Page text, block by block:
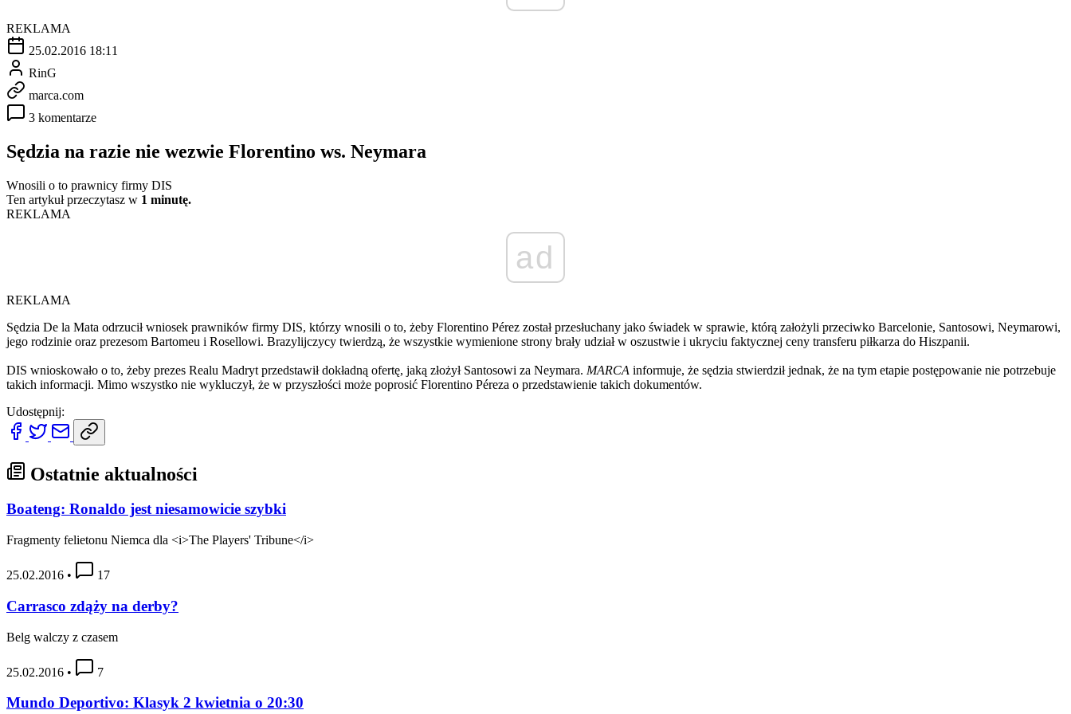
REKLAMA
25.02.2016 18:11
RinG
marca.com
3 komentarze
Sędzia na razie nie wezwie Florentino ws. Neymara
Wnosili o to prawnicy firmy DIS
Ten artykuł przeczytasz w 1 minutę.
REKLAMA
ad
REKLAMA
Sędzia De la Mata odrzucił wniosek prawników firmy DIS, którzy wnosili o to, żeby Florentino Pérez został przesłuchany jako świadek w sprawie, którą założyli przeciwko Barcelonie, Santosowi, Neymarowi,
jego rodzinie oraz prezesom Bartomeu i Rosellowi. Brazylijczycy twierdzą, że wszystkie wymienione strony brały udział w oszustwie i ukryciu faktycznej ceny transferu piłkarza do Hiszpanii.
DIS wnioskowało o to, żeby prezes Realu Madryt przedstawił dokładną ofertę, jaką złożył Santosowi za Neymara. MARCA informuje, że sędzia stwierdził jednak, że na tym etapie postępowanie nie potrzebuje
takich informacji. Mimo wszystko nie wykluczył, że w przyszłości może poprosić Florentino Péreza o przedstawienie takich dokumentów.
Udostępnij:
Ostatnie aktualności
Boateng: Ronaldo jest niesamowicie szybki
Fragmenty felietonu Niemca dla <i>The Players' Tribune</i>
25.02.2016 • 17
Carrasco zdąży na derby?
Belg walczy z czasem
25.02.2016 • 7
Mundo Deportivo: Klasyk 2 kwietnia o 20:30